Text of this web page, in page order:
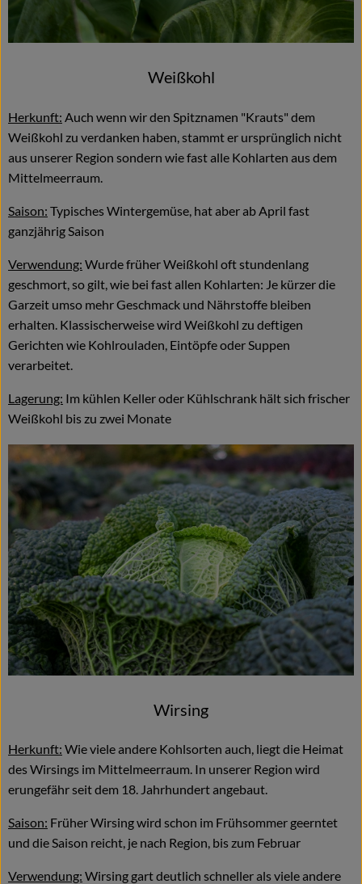
Weißkohl
Herkunft: Auch wenn wir den Spitznamen "Krauts" dem
Weißkohl zu verdanken haben, stammt er ursprünglich nicht
aus unserer Region sondern wie fast alle Kohlarten aus dem
Mittelmeerraum.
Saison: Typisches Wintergemüse, hat aber ab April fast
ganzjährig Saison
Verwendung: Wurde früher Weißkohl oft stundenlang
geschmort, so gilt, wie bei fast allen Kohlarten: Je kürzer die
Garzeit umso mehr Geschmack und Nährstoffe bleiben
erhalten. Klassischerweise wird Weißkohl zu deftigen
Gerichten wie Kohlrouladen, Eintöpfe oder Suppen
verarbeitet.
Lagerung: Im kühlen Keller oder Kühlschrank hält sich frischer
Weißkohl bis zu zwei Monate
Wirsing
Herkunft: Wie viele andere Kohlsorten auch, liegt die Heimat
des Wirsings im Mittelmeerraum. In unserer Region wird
erungefähr seit dem 18. Jahrhundert angebaut.
Saison: Früher Wirsing wird schon im Frühsommer geerntet
und die Saison reicht, je nach Region, bis zum Februar
Verwendung: Wirsing gart deutlich schneller als viele andere